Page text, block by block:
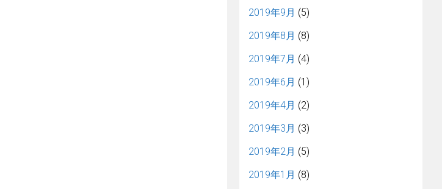
2019年9月 (5)
2019年8月 (8)
2019年7月 (4)
2019年6月 (1)
2019年4月 (2)
2019年3月 (3)
2019年2月 (5)
2019年1月 (8)